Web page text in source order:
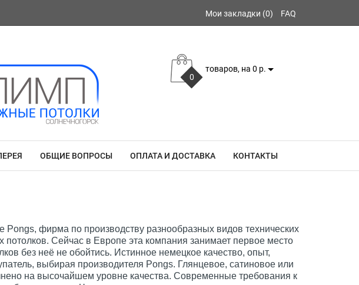
Мои закладки (0) FAQ
0
товаров, на 0 р.
ОБЩИЕ ВОПРОСЫ ОПЛАТА И ДОСТАВКА КОНТАКТЫ
фирма по производству разнообразных видов технических
Сейчас в Европе эта компания занимает первое место
без неё не обойтись. Истинное немецкое качество, опыт,
выбирая производителя Pongs. Глянцевое, сатиновое или
на высочайшем уровне качества. Современные требования к